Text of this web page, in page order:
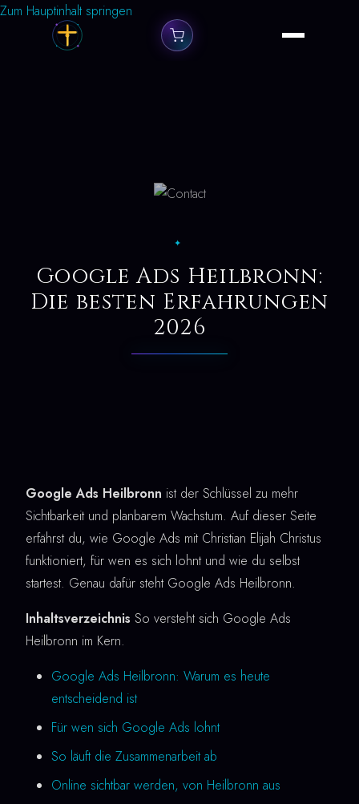
Zum Hauptinhalt springen
✦
Google Ads Heilbronn:
Die besten Erfahrungen
2026
Google Ads Heilbronn ist der Schlüssel zu mehr
Sichtbarkeit und planbarem Wachstum. Auf dieser Seite
erfährst du, wie Google Ads mit Christian Elijah Christus
funktioniert, für wen es sich lohnt und wie du selbst
startest. Genau dafür steht Google Ads Heilbronn.
Inhaltsverzeichnis So versteht sich Google Ads
Heilbronn im Kern.
Google Ads Heilbronn: Warum es heute
entscheidend ist
Für wen sich Google Ads lohnt
So läuft die Zusammenarbeit ab
Online sichtbar werden, von Heilbronn aus